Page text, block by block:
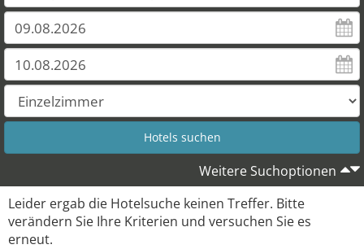
Weitere Suchoptionen
Leider ergab die Hotelsuche keinen Treffer. Bitte
verändern Sie Ihre Kriterien und versuchen Sie es
erneut.